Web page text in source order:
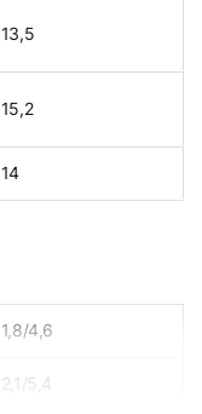
13,5
15,2
14
1,8/4,6
2,1/5,4